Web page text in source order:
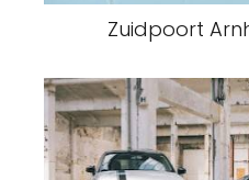
Zuidpoort